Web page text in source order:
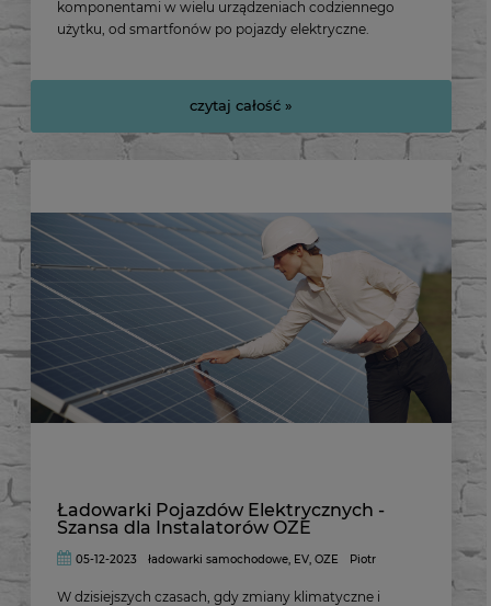
komponentami w wielu urządzeniach codziennego
użytku, od smartfonów po pojazdy elektryczne.
czytaj całość »
Ładowarki Pojazdów Elektrycznych -
Szansa dla Instalatorów OZE
05-12-2023 ładowarki samochodowe, EV,OZE Piotr
W dzisiejszych czasach, gdy zmiany klimatyczne i